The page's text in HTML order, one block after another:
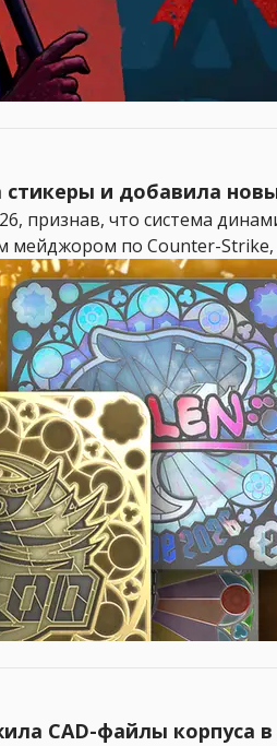
и добавила
признав, что система
по Counter-Strike,
CAD-файлы корпуса